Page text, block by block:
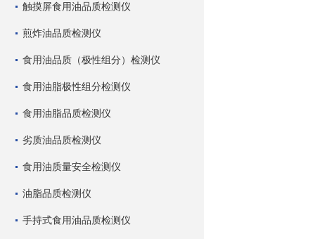
触摸屏食用油品质检测仪
煎炸油品质检测仪
食用油品质（极性组分）检测仪
食用油脂极性组分检测仪
食用油脂品质检测仪
劣质油品质检测仪
食用油质量安全检测仪
油脂品质检测仪
手持式食用油品质检测仪